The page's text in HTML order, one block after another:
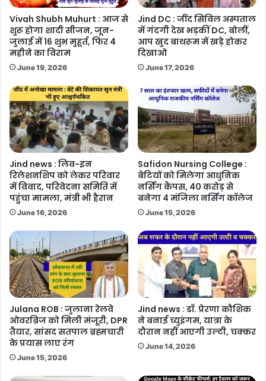
Vivah Shubh Muhurt : आज से
शुरू होगा शादी सीजन, जून-
जुलाई में 16 शुभ मुहूर्त, फिर 4
महीने का विराम
June 19, 2026
Jind DC : जींद सिविल अस्पताल
में गंदगी देख भड़कीं DC, बोलीं,
आप खुद बाथरूम में खड़े होकर
दिखाओ
June 17, 2026
Jind news : लिव-इन
रिलेशनशिप को लेकर परिवार
में विवाद, परिवेदना समिति में
पहुंचा मामला, मंत्री भी हैरान
June 16, 2026
Safidon Nursing College :
बेटियों को मिलेगा आधुनिक
नर्सिंग कैंपस, 40 करोड़ से
बनेगा 4 मंजिला नर्सिंग कॉलेज
June 15, 2026
Julana ROB : जुलाना रेलवे
ओवरब्रिज को मिली मंजूरी, DPR
तैयार, सांसद सतपाल ब्रह्मचारी
के प्रयास लाए रंग
June 15, 2026
Jind news : डॉ. प्रेरणा कौशिक
ने बनाई च्युइंगम, यात्रा के
दौरान नहीं आएगी उल्टी, चक्कर
June 14, 2026